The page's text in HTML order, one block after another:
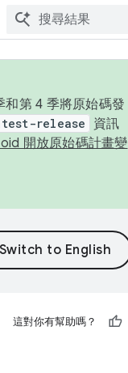
第 4 季將原始碼發
release
資訊
開放原始碼計畫變
這對你有幫助嗎？